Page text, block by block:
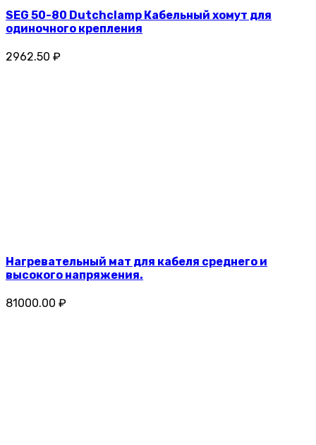
SEG 50-80 Dutchclamp Кабельный хомут для
одиночного крепления
2962.50 ₽
Нагревательный мат для кабеля среднего и
высокого напряжения.
81000.00 ₽